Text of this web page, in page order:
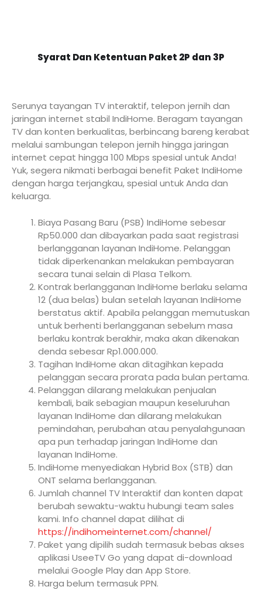
Syarat Dan Ketentuan Paket 2P dan 3P
Serunya tayangan TV interaktif, telepon jernih dan
jaringan internet stabil IndiHome. Beragam tayangan
TV dan konten berkualitas, berbincang bareng kerabat
melalui sambungan telepon jernih hingga jaringan
internet cepat hingga 100 Mbps spesial untuk Anda!
Yuk, segera nikmati berbagai benefit Paket IndiHome
dengan harga terjangkau, spesial untuk Anda dan
keluarga.
Biaya Pasang Baru (PSB) IndiHome sebesar
Rp50.000 dan dibayarkan pada saat registrasi
berlangganan layanan IndiHome. Pelanggan
tidak diperkenankan melakukan pembayaran
secara tunai selain di Plasa Telkom.
Kontrak berlangganan IndiHome berlaku selama
12 (dua belas) bulan setelah layanan IndiHome
berstatus aktif. Apabila pelanggan memutuskan
untuk berhenti berlangganan sebelum masa
berlaku kontrak berakhir, maka akan dikenakan
denda sebesar Rp1.000.000.
Tagihan IndiHome akan ditagihkan kepada
pelanggan secara prorata pada bulan pertama.
Pelanggan dilarang melakukan penjualan
kembali, baik sebagian maupun keseluruhan
layanan IndiHome dan dilarang melakukan
pemindahan, perubahan atau penyalahgunaan
apa pun terhadap jaringan IndiHome dan
layanan IndiHome.
IndiHome menyediakan Hybrid Box (STB) dan
ONT selama berlangganan.
Jumlah channel TV Interaktif dan konten dapat
berubah sewaktu-waktu hubungi team sales
kami. Info channel dapat dilihat di
https://indihomeinternet.com/channel/
Paket yang dipilih sudah termasuk bebas akses
aplikasi UseeTV Go yang dapat di-download
melalui Google Play dan App Store.
Harga belum termasuk PPN.